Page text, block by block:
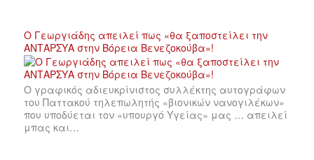
Ο Γεωργιάδης απειλεί πως «θα ξαποστείλει την
ΑΝΤΑΡΣΥΑ στην Βόρεια Βενεζοκούβα»!
Ο γραφικός αδιευκρίνιστος συλλέκτης αυτογράφων
του Παττακού τηλεπωλητής «βιονικών νανογιλέκων»
που υποδύεται τον «υπουργό Υγείας» μας … απειλεί
μπας και…